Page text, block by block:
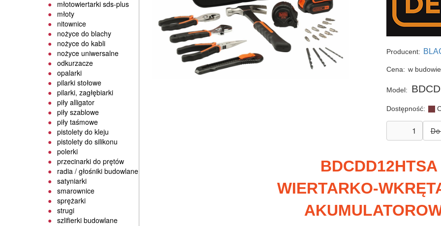
młotowiertarki sds-plus
młoty
nitownice
nożyce do blachy
nożyce do kabli
nożyce uniwersalne
odkurzacze
opalarki
pilarki stołowe
pilarki, zagłębiarki
piły alligator
piły szablowe
piły taśmowe
pistolety do kleju
pistolety do silikonu
polerki
przecinarki do prętów
radia / głośniki budowlane
satyniarki
smarownice
sprężarki
strugi
szlifierki budowlane
Producent:
Cena: w
Model:
Dostępność:
BDCDD12HTSA
WIERTARKO-